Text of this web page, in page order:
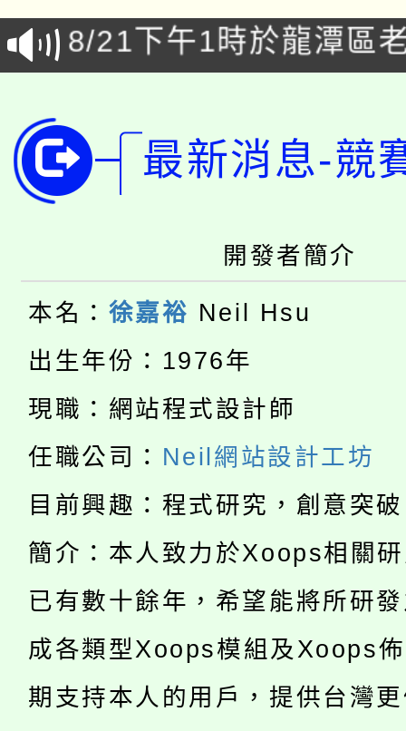
場熱烈登場!
8/21下午1時於龍潭區
徵才活動。
YOUNG桃局內行報名
局官網。
8月14至27日，桃園電
開!
115年桃園市運動會8/
視費優惠，中低收入戶
半價優惠，詳情可洽有
者。
大園自造教育及科技
份教師增能研習
大溪自造教育及科技中
份教師研習
淨零綠生活教案入校路
會
115年食農教育專業人
程
「本色祭」8/29、30
場熱烈登場!
徵才活動。
YOUNG桃局內行報名
8月14至27日，桃園電
開!
115年桃園市運動會8/
田徑場及游泳池舉行。
桃園市低收入戶享有免
視費優惠，中低收入戶
大園自造教育及科技中
最新消息-競
開發者簡介
本名： 徐嘉裕 Neil Hsu
出生年份：1976年
現職：網站程式設計師
任職公司： Neil網站設計工坊
目前興趣：程式研究，創意突
簡介：本人致力於Xoops相關
已有數十餘年，希望能將所研
成各類型Xoops模組及Xoops
期支持本人的用戶，提供台灣